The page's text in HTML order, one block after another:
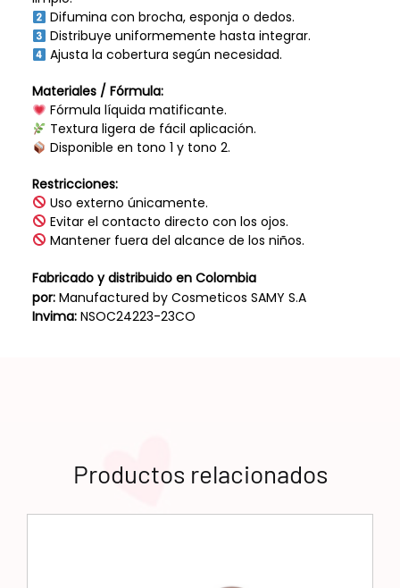
Difumina con brocha, esponja o dedos.
Distribuye uniformemente hasta integrar.
Ajusta la cobertura según necesidad.
Materiales / Fórmula:
Fórmula líquida matificante.
Textura ligera de fácil aplicación.
Disponible en tono 1 y tono 2.
Restricciones:
Uso externo únicamente.
Evitar el contacto directo con los ojos.
Mantener fuera del alcance de los niños.
Fabricado y distribuido en Colombia
por:Manufactured by Cosmeticos SAMY S.A
Invima: NSOC24223-23CO
Productos relacionados